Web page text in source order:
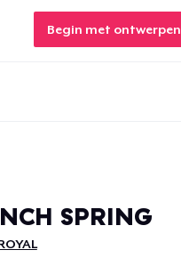
Begin met ontwerpen
SPRING